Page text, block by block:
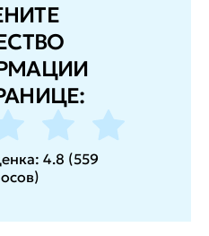
4.8 (559
)